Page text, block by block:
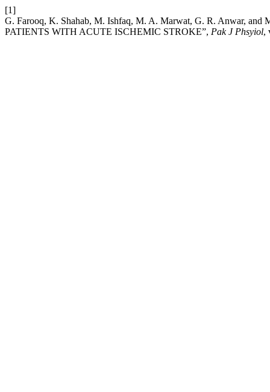
[1]
G. Farooq, K. Shahab, M. Ishfaq, M. A. Marwat, G. R. Anwar,
PATIENTS WITH ACUTE ISCHEMIC STROKE”, Pak J Phsyiol,